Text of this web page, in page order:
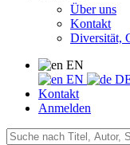
Über uns
Kontakt
Diversität,
EN
EN
Kontakt
Anmelden